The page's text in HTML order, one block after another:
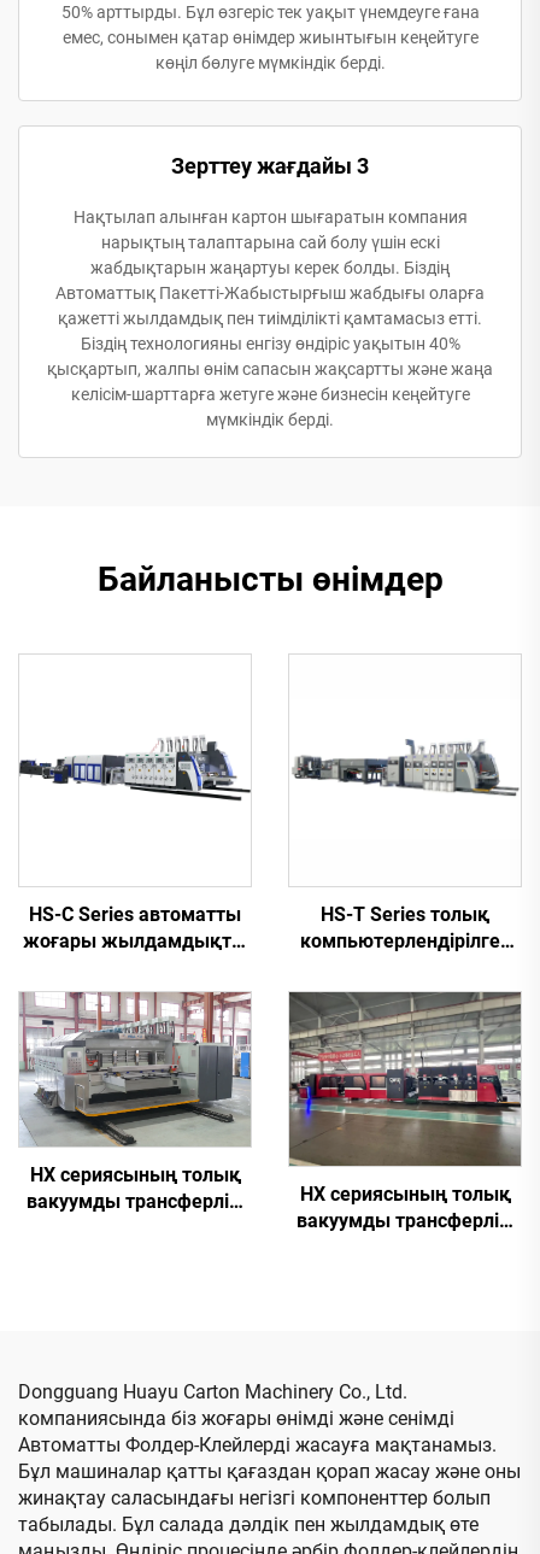
50% арттырды. Бұл өзгеріс тек уақыт үнемдеуге ғана
емес, сонымен қатар өнімдер жиынтығын кеңейтуге
көңіл бөлуге мүмкіндік берді.
Зерттеу жағдайы 3
Нақтылап алынған картон шығаратын компания
нарықтың талаптарына сай болу үшін ескі
жабдықтарын жаңартуы керек болды. Біздің
Автоматтық Пакетті-Жабыстырғыш жабдығы оларға
қажетті жылдамдық пен тиімділікті қамтамасыз етті.
Біздің технологияны енгізу өндіріс уақытын 40%
қысқартып, жалпы өнім сапасын жақсартты және жаңа
келісім-шарттарға жетуге және бизнесін кеңейтуге
мүмкіндік берді.
Байланысты өнімдер
HS-C Series автоматты
жоғары жылдамдықты
және автоматты түрде
байлап тастайтын
машина
HS-T Series толық
компьютерлендірілген
басып шығару, желімдеу
және автоматты түрде
байлап тастау (кіші
қораптар үшін)
HX сериясының толық
вакуумды трансферлік,
(Вакуумды трансферлік
төменгі баспа)
HX сериясының толық
вакуумды трансферлік,
байланымы бар машина
(Вакуумды трансферлік
төменгі баспа)
Dongguang Huayu Carton Machinery Co., Ltd.
компаниясында біз жоғары өнімді және сенімді
Автоматты Фолдер-Клейлерді жасауға мақтанамыз.
Бұл машиналар қатты қағаздан қорап жасау және оны
жинақтау саласындағы негізгі компоненттер болып
табылады. Бұл салада дәлдік пен жылдамдық өте